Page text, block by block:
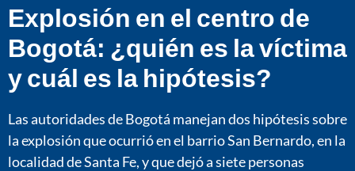
Explosión en el centro de
Bogotá: ¿quién es la víctima
y cuál es la hipótesis?
Las autoridades de Bogotá manejan dos hipótesis sobre
la explosión que ocurrió en el barrio San Bernardo, en la
localidad de Santa Fe, y que dejó a siete personas